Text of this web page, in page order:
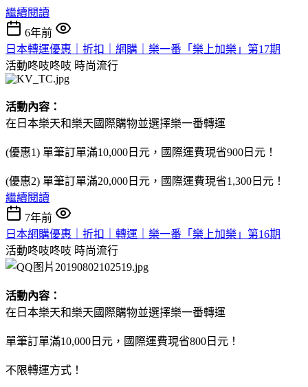
繼續閱讀
6年前
日本轉運優惠｜折扣｜網購｜樂一番「樂上加樂」第17期
活動咚吱咚吱 時尚流行
活動內容：
在日本樂天和樂天國際購物並選擇樂一番轉運
(優惠1) 單筆訂單滿10,000日元，國際運費現省900日元！
(優惠2) 單筆訂單滿20,000日元，國際運費現省1,300日元！
繼續閱讀
7年前
日本網購優惠｜折扣｜轉運｜樂一番「樂上加樂」第16期
活動咚吱咚吱 時尚流行
活動內容：
在日本樂天和樂天國際購物並選擇樂一番轉運
單筆訂單滿10,000日元，國際運費現省800日元！
不限轉運方式！